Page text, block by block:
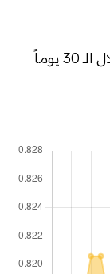
خلال الـ 30 يوماً